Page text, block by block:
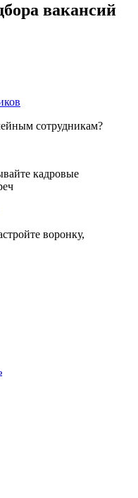
вакансий
сотрудникам?
кадровые
воронку,